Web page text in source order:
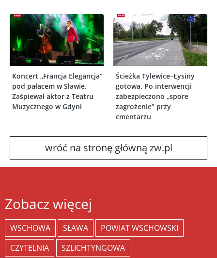
Koncert „Francja Elegancja”
pod pałacem w Sławie.
Zaśpiewał aktor z Teatru
Muzycznego w Gdyni
Ścieżka Tylewice–Łysiny
gotowa. Po interwencji
zabezpieczono „spore
zagrożenie” przy
cmentarzu
wróć na stronę główną zw.pl
Zobacz więcej
WSCHOWA SŁAWA
POWIAT WSCHOWSKI
CZYTELNIA
SZLICHTYNGOWA